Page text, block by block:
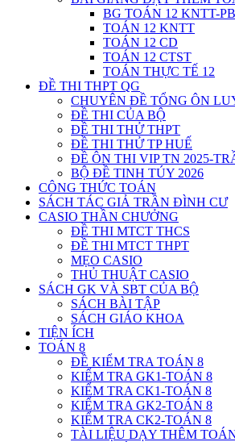
BG TOÁN 12 KNTT-
TOÁN 12 KNTT
TOÁN 12 CD
TOÁN 12 CTST
TOÁN THỰC TẾ 12
ĐỀ THI THPT QG
CHUYÊN ĐỀ TỔNG ÔN
ĐỀ THI CỦA BỘ
ĐỀ THI THỬ THPT
ĐỀ THI THỬ TP HUẾ
ĐỀ ÔN THI VIP TN 2025-
BỘ ĐỀ TINH TÚY 2026
CÔNG THỨC TOÁN
SÁCH TÁC GIẢ TRẦN ĐÌNH CƯ
CASIO THẦN CHƯỞNG
ĐỀ THI MTCT THCS
ĐỀ THI MTCT THPT
MẸO CASIO
THỦ THUẬT CASIO
SÁCH GK VÀ SBT CỦA BỘ
SÁCH BÀI TẬP
SÁCH GIÁO KHOA
TIỆN ÍCH
TOÁN 8
ĐỀ KIỂM TRA TOÁN 8
KIỂM TRA GK1-TOÁN 8
KIỂM TRA CK1-TOÁN 8
KIỂM TRA GK2-TOÁN 8
KIỂM TRA CK2-TOÁN 8
TÀI LIỆU DẠY THÊM